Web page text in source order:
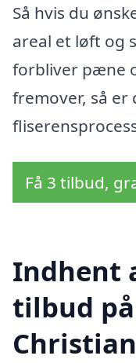
Så hvis du
areal et løft og
forbliver pæne
fremover, så
Få 3 tilbud,
Indhent
tilbud